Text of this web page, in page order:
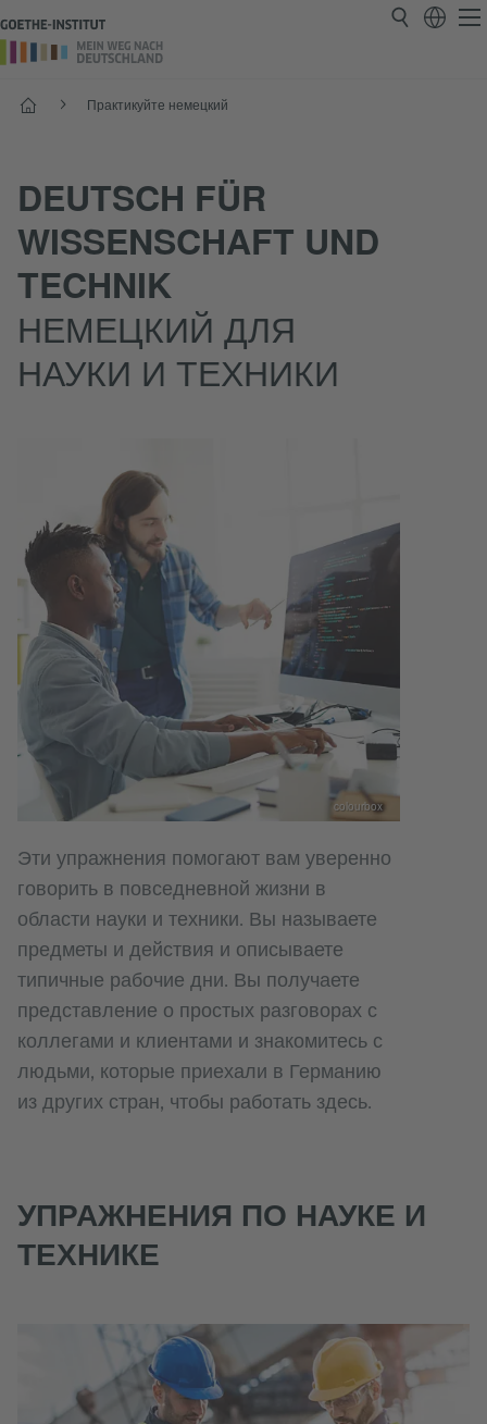
Старт Практикуйте немецкий
DEUTSCH FÜR
WISSENSCHAFT UND
TECHNIK
НЕМЕЦКИЙ ДЛЯ
НАУКИ И ТЕХНИКИ
colourbox
Эти упражнения помогают вам уверенно
говорить в повседневной жизни в
области науки и техники. Вы называете
предметы и действия и описываете
типичные рабочие дни. Вы получаете
представление о простых разговорах с
коллегами и клиентами и знакомитесь с
людьми, которые приехали в Германию
из других стран, чтобы работать здесь.
УПРАЖНЕНИЯ ПО НАУКЕ И
ТЕХНИКЕ